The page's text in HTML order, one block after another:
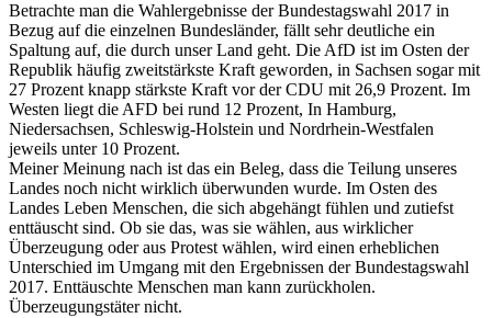
Betrachte man die Wahlergebnisse der Bundestagswahl 2017 in
Bezug auf die einzelnen Bundesländer, fällt sehr deutliche ein
Spaltung auf, die durch unser Land geht. Die AfD ist im Osten der
Republik häufig zweitstärkste Kraft geworden, in Sachsen sogar mit
27 Prozent knapp stärkste Kraft vor der CDU mit 26,9 Prozent. Im
Westen liegt die AFD bei rund 12 Prozent, In Hamburg,
Niedersachsen, Schleswig-Holstein und Nordrhein-Westfalen
jeweils unter 10 Prozent.
Meiner Meinung nach ist das ein Beleg, dass die Teilung unseres
Landes noch nicht wirklich überwunden wurde. Im Osten des
Landes Leben Menschen, die sich abgehängt fühlen und zutiefst
enttäuscht sind. Ob sie das, was sie wählen, aus wirklicher
Überzeugung oder aus Protest wählen, wird einen erheblichen
Unterschied im Umgang mit den Ergebnissen der Bundestagswahl
2017. Enttäuschte Menschen man kann zurückholen.
Überzeugungstäter nicht.